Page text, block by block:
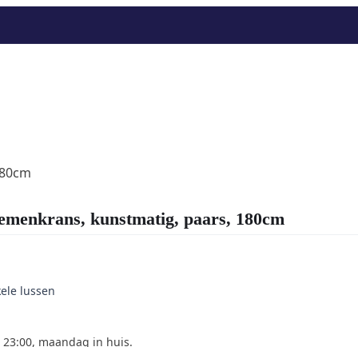
kunstmatig, paars, 180cm
lussen
maandag in huis.